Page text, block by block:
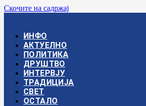
Скочите на садржај
ИНФО
АКТУЕЛНО
ПОЛИТИКА
ДРУШТВО
ИНТЕРВЈУ
ТРАДИЦИЈА
СВЕТ
ОСТАЛО